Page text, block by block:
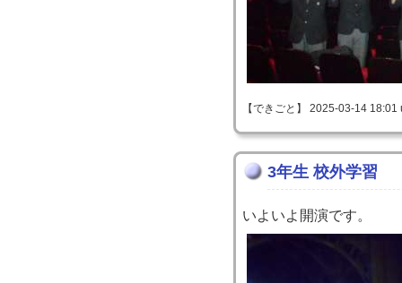
【できごと】 2025-03-14
3年生 校外学習
いよいよ開演です。